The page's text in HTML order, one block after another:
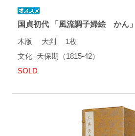
国貞初代 「風流調子婦絵 かん」
木版 大判 1枚
文化−天保期（1815-42）
SOLD